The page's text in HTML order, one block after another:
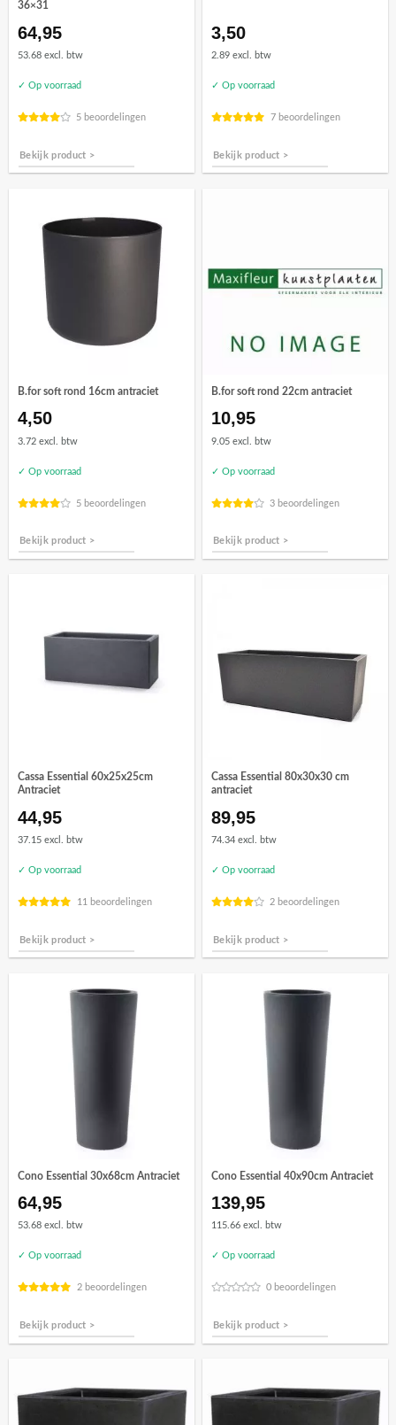
36×31
64,95
53.68 excl. btw
✓ Op voorraad
5 beoordelingen
Bekijk product >
3,50
2.89 excl. btw
✓ Op voorraad
7 beoordelingen
Bekijk product >
B.for soft rond 16cm antraciet
4,50
3.72 excl. btw
✓ Op voorraad
5 beoordelingen
Bekijk product >
B.for soft rond 22cm antraciet
10,95
9.05 excl. btw
✓ Op voorraad
3 beoordelingen
Bekijk product >
Cassa Essential 60x25x25cm
Antraciet
44,95
37.15 excl. btw
✓ Op voorraad
11 beoordelingen
Bekijk product >
Cassa Essential 80x30x30 cm
antraciet
89,95
74.34 excl. btw
✓ Op voorraad
2 beoordelingen
Bekijk product >
Cono Essential 30x68cm Antraciet
64,95
53.68 excl. btw
✓ Op voorraad
2 beoordelingen
Bekijk product >
Cono Essential 40x90cm Antraciet
139,95
115.66 excl. btw
✓ Op voorraad
0 beoordelingen
Bekijk product >